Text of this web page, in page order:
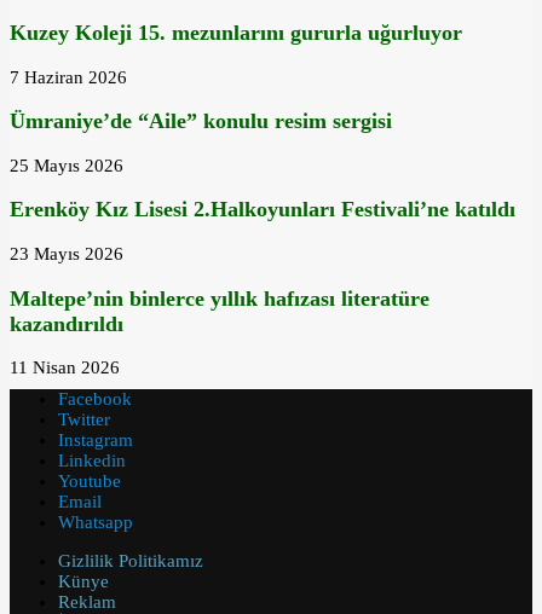
Kuzey Koleji 15. mezunlarını gururla uğurluyor
7 Haziran 2026
Ümraniye’de “Aile” konulu resim sergisi
25 Mayıs 2026
Erenköy Kız Lisesi 2.Halkoyunları Festivali’ne katıldı
23 Mayıs 2026
Maltepe’nin binlerce yıllık hafızası literatüre
kazandırıldı
11 Nisan 2026
Facebook
Twitter
Instagram
Linkedin
Youtube
Email
Whatsapp
Gizlilik Politikamız
Künye
Reklam